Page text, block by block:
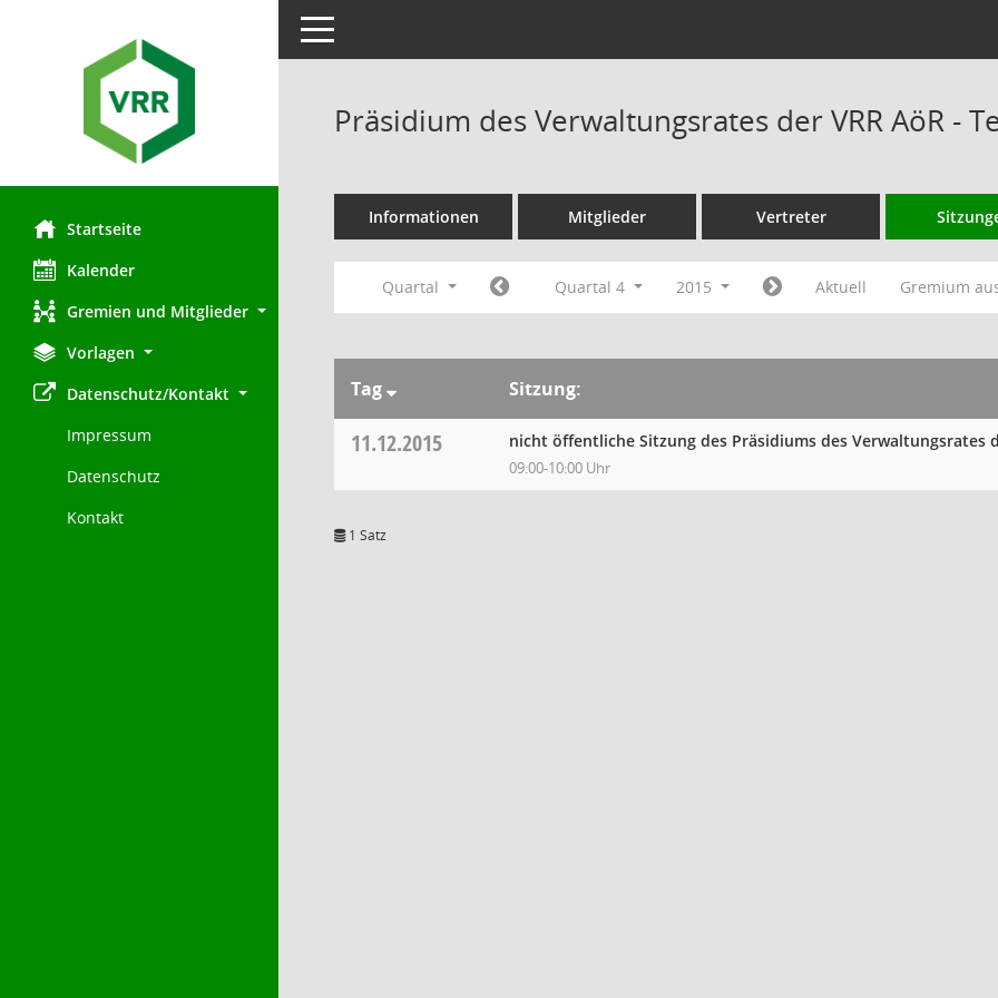
Startseite
Kalender
Gremien und Mitglieder
Vorlagen
Datenschutz/Kontakt
Impressum
Datenschutz
Kontakt
Toggle navigation
Präsidium des Verwaltungsrates der VRR AöR -
Informationen Mitglieder Vertreter
Quartal Quartal 4 2015 Aktuell Gremium
Tag Sitzung:
11.12.2015 nicht öffentliche Sitzung des Präsidiums des Verwaltungsrates
09:00-10:00 Uhr
1 Satz